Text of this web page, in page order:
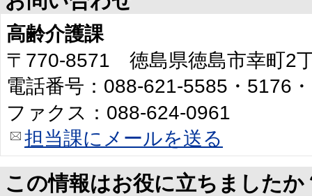
高齢介護課
〒770-8571 徳島県徳島市幸町2
電話番号：088-621-5585・5176
ファクス：088-624-0961
担当課にメールを送る
この情報はお役に立ちましたか